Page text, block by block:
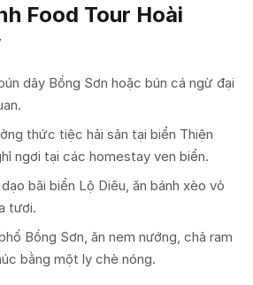
Food Tour Hoài
dây Bồng Sơn hoặc bún cá ngừ đại
thức tiệc hải sản tại biển Thiện
ngơi tại các homestay ven biển.
bãi biển Lộ Diêu, ăn bánh xèo vỏ
tươi.
Bồng Sơn, ăn nem nướng, chả ram
bằng một ly chè nóng.